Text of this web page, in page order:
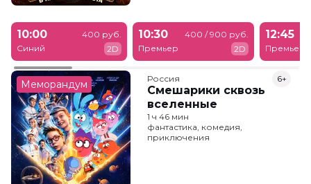
10:00
Синий
400 руб.
2D
10:30
Премьер
400 / 900 руб.
2D
12:45
Премьер
Меморандум Россия
Смешарики сквозь
вселенные
6+
1 ч 46 мин
фантастика, комедия,
приключения